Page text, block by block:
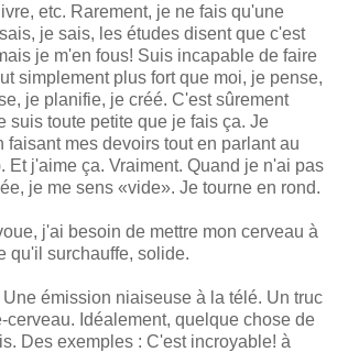
etc. Rarement, je ne fais qu'une
je sais, les études disent que c'est
je m'en fous! Suis incapable de faire
simplement plus fort que moi, je pense,
je planifie, je créé. C'est sûrement
suis toute petite que je fais ça. Je
faisant mes devoirs tout en parlant au
Et j'aime ça. Vraiment. Quand je n'ai pas
je me sens «vide». Je tourne en rond.
j'ai besoin de mettre mon cerveau à
qu'il surchauffe, solide.
émission niaiseuse à la télé. Un truc
cerveau. Idéalement, quelque chose de
Des exemples : C'est incroyable! à